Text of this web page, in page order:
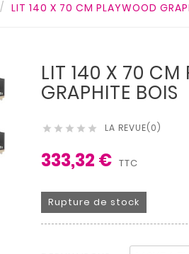
LIT 140 X 70 CM PLAYWOOD
LIT 140 X 70 CM
GRAPHITE BOIS
     LA REVUE(0)
333,32 € TTC
Rupture de stock